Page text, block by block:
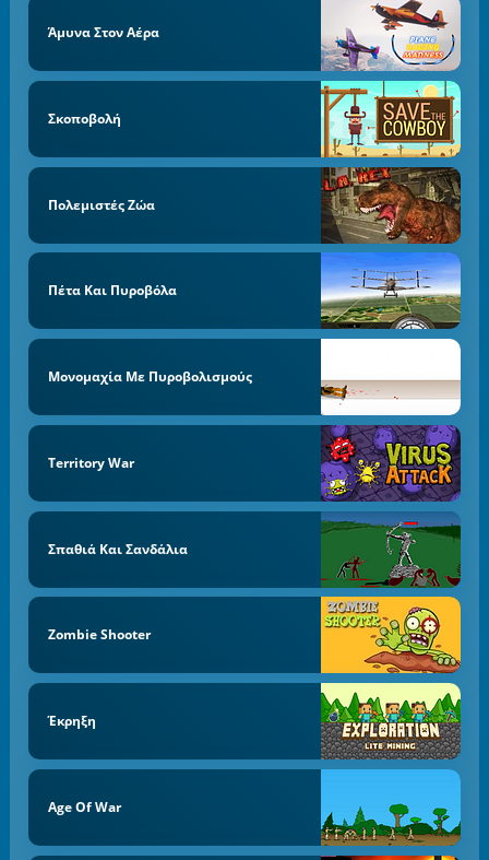
Άμυνα Στον Αέρα
Σκοποβολή
Πολεμιστές Ζώα
Πέτα Και Πυροβόλα
Μονομαχία Με Πυροβολισμούς
Territory War
Σπαθιά Και Σανδάλια
Zombie Shooter
Έκρηξη
Age Of War